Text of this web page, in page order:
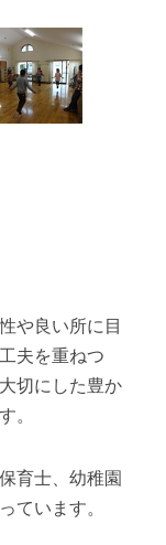
や良い所に目
夫を重ねつ
切にした豊か
。
育士、幼稚園
ています。